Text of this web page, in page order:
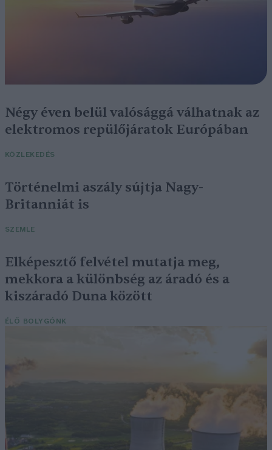
Négy éven belül valósággá válhatnak az
elektromos repülőjáratok Európában
KÖZLEKEDÉS
Történelmi aszály sújtja Nagy-
Britanniát is
SZEMLE
Elképesztő felvétel mutatja meg,
mekkora a különbség az áradó és a
kiszáradó Duna között
ÉLŐ BOLYGÓNK